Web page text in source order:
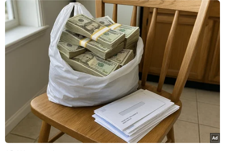
độ C, thậm chí vùng đô thị Delhi có lúc ghi nhận
nhiệt độ lên đến 52,9 độ C, mức cao chưa từng
có.
Trong thông báo, tòa thượng thẩm bang
Rajasthan, nơi phải hứng chịu một số ngày nóng
nhất gần đây, cho rằng chính quyền đã không
thực hiện các biện pháp đầy đủ và thích hợp để
bảo vệ người dân trước nắng nóng.
Thông báo nêu rõ: "Do điều kiện thời tiết nắng
nóng khắc nghiệt, hàng trăm người đã tử vong